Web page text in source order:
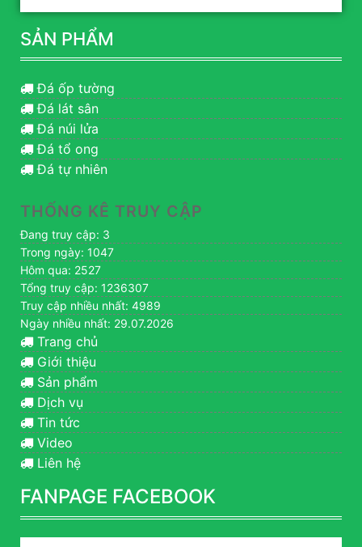
SẢN PHẨM
Đá ốp tường
Đá lát sân
Đá núi lửa
Đá tổ ong
Đá tự nhiên
THỐNG KÊ TRUY CẬP
Đang truy cập: 3
Trong ngày: 1047
Hôm qua: 2527
Tổng truy cập: 1236307
Truy cập nhiều nhất: 4989
Ngày nhiều nhất: 29.07.2026
Trang chủ
Giới thiệu
Sản phẩm
Dịch vụ
Tin tức
Video
Liên hệ
FANPAGE FACEBOOK